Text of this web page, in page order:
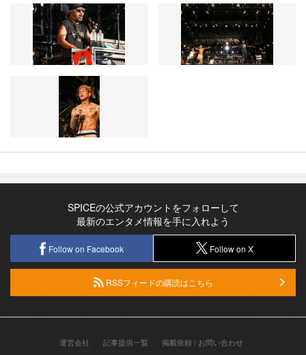
SPICEの公式アカウントをフォローして
最新のエンタメ情報を手に入れよう
Follow on Facebook Follow on X
RSSフィードの購読はこちら
運営会社 記事提供一覧 掲載依頼 / お問い合わせ